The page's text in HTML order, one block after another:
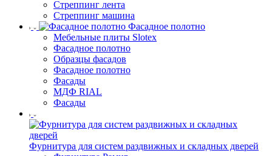
Стреппинг лента
Стреппинг машина
Фасадное полотно
Мебельные плиты Slotex
Фасадное полотно
Образцы фасадов
Фасадное полотно
Фасады
МДФ RIAL
Фасады
Фурнитура для систем раздвижных и складных дверей